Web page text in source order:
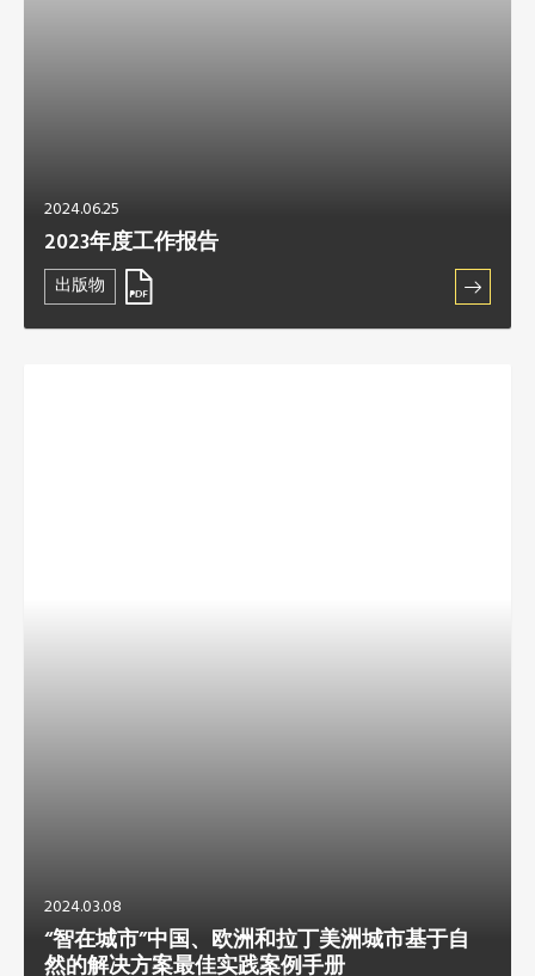
2024.06.25
2023年度工作报告
出版物
2024.03.08
“智在城市”中国、欧洲和拉丁美洲城市基于自
然的解决方案最佳实践案例手册